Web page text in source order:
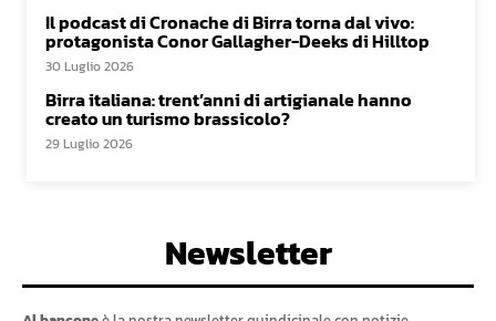
Il podcast di Cronache di Birra torna dal vivo:
protagonista Conor Gallagher-Deeks di Hilltop
30 Luglio 2026
Birra italiana: trent’anni di artigianale hanno
creato un turismo brassicolo?
29 Luglio 2026
Newsletter